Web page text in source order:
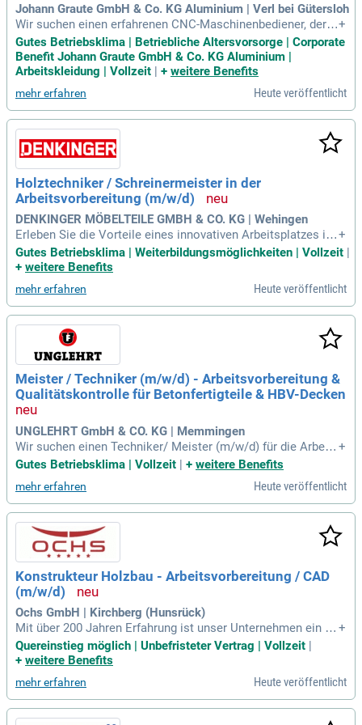
Johann Graute GmbH & Co. KG Aluminium | Verl bei Gütersloh
Wir suchen einen erfahrenen CNC-Maschinenbediener, der a
uch in der Programmierung versiert ist und kleine Fehler eig
enständig beheben kann. Zu Ihren Aufgaben gehören Qualitä
tskontrollen und die Unterstützung unserer Abteilungsleitun
g. Telefonische Kundenbetreuung, Zeichnungserstellung und
Angebotserstellung gehören ebenfalls zu Ihrem Verantwortu
ngsbereich. Ideale Bewerber haben eine abgeschlossene Be
rufsausbildung im Metallbereich und mehrjährige Erfahrung
mit CNC-Abkantmaschinen. Hohe Zuverlässigkeit, Einsatzb
ereitschaft sowie gute Deutschkenntnisse sind unerlässlic
h. Profitieren Sie von einer langfristigen Perspektive in unse
rem stabilen Familienunternehmen und gestalten Sie aktiv d
ie Produktion mit.
+
Gutes Betriebsklima | Betriebliche Altersvorsorge | Corporate
Benefit Johann Graute GmbH & Co. KG Aluminium |
Arbeitskleidung | Vollzeit | + weitere Benefits
mehr erfahren Heute veröffentlicht
Holztechniker / Schreinermeister in der
Arbeitsvorbereitung (m/w/d)
DENKINGER MÖBELTEILE GMBH & CO. KG | Wehingen
Erleben Sie die Vorteile eines innovativen Arbeitsplatzes in
der Möbelindustrie! Unser engagiertes Team setzt auf mode
rnste Maschinen und kontinuierliche Verbesserungen, um h
nte Fachkräfte, ideal auch Holztechniker oder Schreinermei
ster, die unser dynamisches Umfeld bereichern. Zu Ihren Auf
gaben gehören Auftragserfassung, Materialbeschaffung und
CNC-Programmierung. Genießen Sie die Sicherheit eines Fa
milienunternehmens mit flachen Hierarchien, attraktiver Ver
gütung und regelmäßigen Unternehmensevents. Werden Sie
Teil unseres motivierten Teams und gestalten Sie Ihre berufl
iche Zukunft mit uns!
+
Gutes Betriebsklima | Weiterbildungsmöglichkeiten | Vollzeit
+ weitere Benefits
mehr erfahren Heute veröffentlicht
Meister / Techniker (m/w/d) - Arbeitsvorbereitung &
Qualitätskontrolle für Betonfertigteile & HBV-Decken
UNGLEHRT GmbH & CO. KG | Memmingen
Wir suchen einen Techniker/ Meister (m/w/d) für die Arbeits
vorbereitung und Qualitätskontrolle von Betonfertigteilen un
ie konstruktive Fertigteile und Holz-Beton-Verbunddecken h
er. Freude an der Weiterverarbeitung von Holz ist von Vortei
l. Ihre Aufgaben umfassen zudem die Arbeitsvorbereitung fü
r unsere Eisenbiegerei. In dieser Schlüsselposition gestalte
n Sie aktiv den gesamten Produktionsprozess, vom Planein
gang bis zum Baustellenabtransport. Tragen Sie entscheide
nd zum Projekterfolg bei und erstellen Sie die Produktionspl
anung gemäß festgelegten Terminvorgaben.
+
Gutes Betriebsklima | Vollzeit | + weitere Benefits
mehr erfahren Heute veröffentlicht
Konstrukteur Holzbau - Arbeitsvorbereitung / CAD
(m/w/d)
Ochs GmbH | Kirchberg (Hunsrück)
Mit über 200 Jahren Erfahrung ist unser Unternehmen ein fü
hrender Anbieter im Ingenieurholzbau. Wir kombinieren tradi
tionelles Handwerk mit modernster Technik, um innovative
schaffen. Holz ist unser Hauptwerkstoff, der mit unschlagb
arer Flexibilität und hervorragenden baubiologischen Eigens
chaften überzeugt. Von achtgeschossigen Wohntürmen bis
+
Quereinstieg möglich | Unbefristeter Vertrag | Vollzeit |
+ weitere Benefits
mehr erfahren Heute veröffentlicht